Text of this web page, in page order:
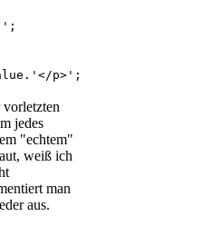
p>';
jedes
"echtem"
weiß ich
man
aus.